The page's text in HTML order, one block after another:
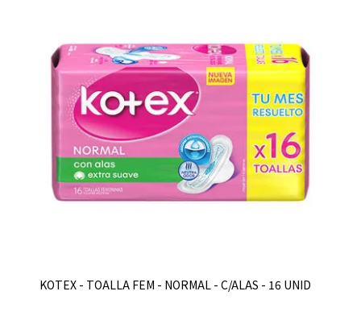
KOTEX - TOALLA FEM - NORMAL - C/ALAS - 16 UNID